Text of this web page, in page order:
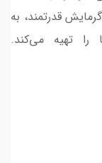
قدرتمند، به
تهیه می‌کند.